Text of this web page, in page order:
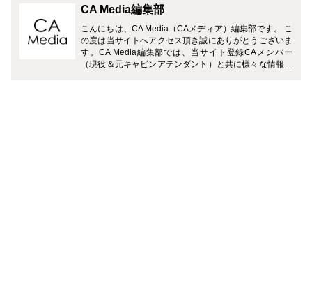
CA Media編集部
こんにちは、CA Media（CAメディア）編集部です。 こ
の度は当サイトへアクセス頂き誠にありがとうございま
す。CA Media編集部では、当サイト登録CAメンバー
（現役＆元キャビンアテンダント）と共に様々な情報を